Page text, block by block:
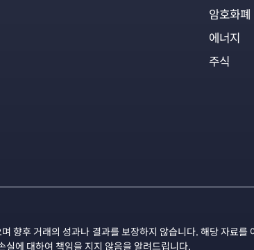
암호화폐
에너지
주식
향후 거래의 성과나 결과를 보장하지 않습니다. 해당 자료
실에 대하여 책임을 지지 않음을 알려드립니다.